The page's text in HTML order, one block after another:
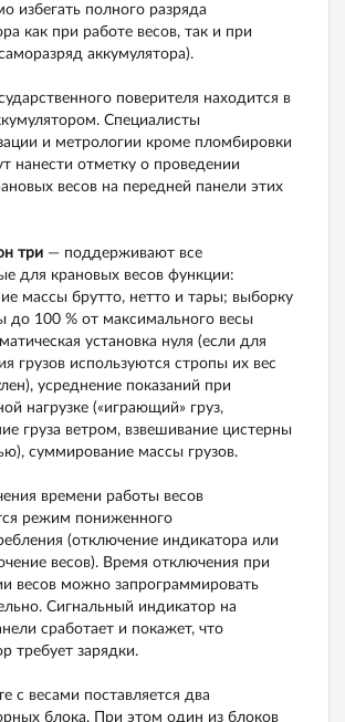
избегать полного разряда
как при работе весов, так и при
аккумулятора).
поверителя находится в
Специалисты
и метрологии кроме пломбировки
нанести отметку о проведении
весов на передней панели этих
три — поддерживают все
для крановых весов функции:
массы брутто, нетто и тары; выборку
до 100 % от максимального весы
установка нуля (если для
грузов используются стропы их вес
усреднение показаний при
нагрузке («играющий» груз,
груза ветром, взвешивание цистерны
суммирование массы грузов.
времени работы весов
режим пониженного
(отключение индикатора или
весов). Время отключения при
весов можно запрограммировать
Сигнальный индикатор на
сработает и покажет, что
требует зарядки.
с весами поставляется два
блока. При этом один из блоков